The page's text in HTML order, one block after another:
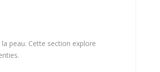
peau. Cette section explore